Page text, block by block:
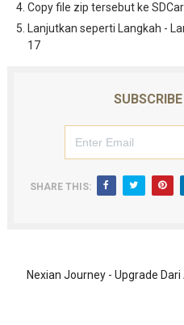
Copy file zip tersebut ke
Lanjutkan seperti Langkah -
17
SHARE THIS:
Nexian Journey - Upgrade